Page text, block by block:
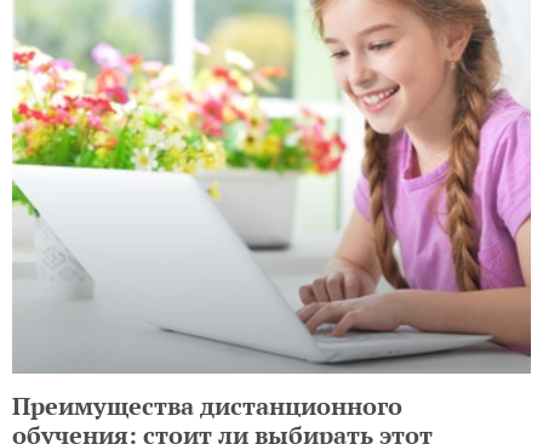
Преимущества дистанционного
обучения: стоит ли выбирать этот